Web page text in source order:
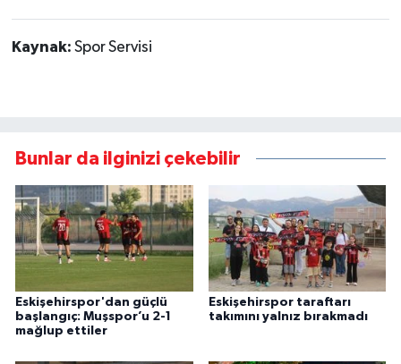
Kaynak: Spor Servisi
Bunlar da ilginizi çekebilir
Eskişehirspor'dan güçlü
başlangıç: Muşspor’u 2-1
mağlup ettiler
Eskişehirspor taraftarı
takımını yalnız bırakmadı